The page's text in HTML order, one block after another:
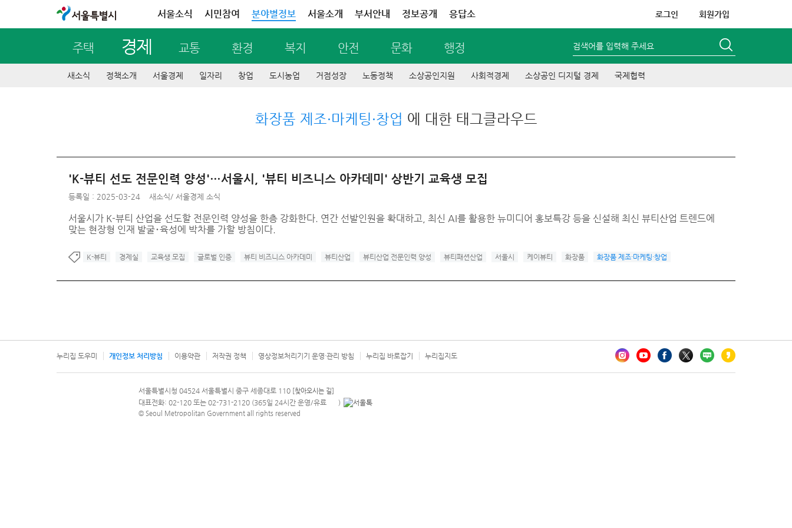
서울특별시 서울소식 시민참여 분야별정보 서울소개 부서안내 정보공개 응답소 로그인 회원가입
주택 경제 교통 환경 복지 안전 문화 행정 검색어를 입력해 주세요
새소식 정책소개 서울경제 일자리 창업 도시농업 거점성장 노동정책 소상공인지원 사회적경제 소상공인 디지털 경제 국제협력
화장품 제조·마케팅·창업 에 대한 태그클라우드
'K-뷰티 선도 전문인력 양성'…서울시, '뷰티 비즈니스 아카데미' 상반기 교육생 모집
등록일 : 2025-03-24 새소식/ 서울경제 소식
서울시가 K-뷰티 산업을 선도할 전문인력 양성을 한층 강화한다. 연간 선발인원을 확대하고, 최신 AI를 활용한 뉴미디어 홍보특강 등을 신설해 최신 뷰티산업 트렌드에
맞는 현장형 인재 발굴･육성에 박차를 가할 방침이다.
K-뷰티 경제실 교육생 모집 글로벌 인증 뷰티 비즈니스 아카데미 뷰티산업 뷰티산업 전문인력 양성 뷰티패션산업 서울시 케이뷰티 화장품 화장품 제조·마케팅·창업
누리집 도우미 개인정보 처리방침 이용약관 저작권 정책 영상정보처리기기 운영·관리 방침 누리집 바로잡기 누리집지도
문의 전화번호 120, 120 다산콜재단
서울특별시청 04524 서울특별시 중구 세종대로 110 [찾아오시는 길]
대표전화: 02-120 또는 02-731-2120 (365일 24시간 운영/유료 안내팝업 열기
)
© Seoul Metropolitan Government all rights reserved